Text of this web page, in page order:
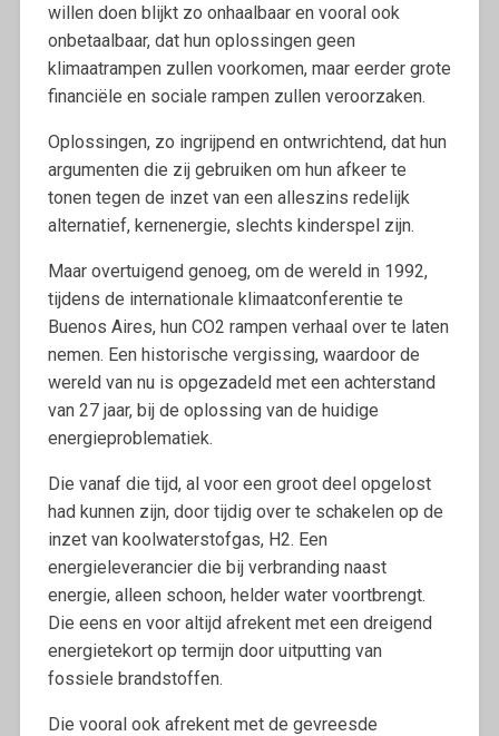
willen doen blijkt zo onhaalbaar en vooral ook
onbetaalbaar, dat hun oplossingen geen
klimaatrampen zullen voorkomen, maar eerder grote
financiële en sociale rampen zullen veroorzaken.
Oplossingen, zo ingrijpend en ontwrichtend, dat hun
argumenten die zij gebruiken om hun afkeer te
tonen tegen de inzet van een alleszins redelijk
alternatief, kernenergie, slechts kinderspel zijn.
Maar overtuigend genoeg, om de wereld in 1992,
tijdens de internationale klimaatconferentie te
Buenos Aires, hun CO2 rampen verhaal over te laten
nemen. Een historische vergissing, waardoor de
wereld van nu is opgezadeld met een achterstand
van 27 jaar, bij de oplossing van de huidige
energieproblematiek.
Die vanaf die tijd, al voor een groot deel opgelost
had kunnen zijn, door tijdig over te schakelen op de
inzet van koolwaterstofgas, H2. Een
energieleverancier die bij verbranding naast
energie, alleen schoon, helder water voortbrengt.
Die eens en voor altijd afrekent met een dreigend
energietekort op termijn door uitputting van
fossiele brandstoffen.
Die vooral ook afrekent met de gevreesde